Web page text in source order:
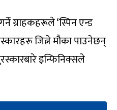
ग्राहकहरूले ‘स्पिन एन्ड
जित्ने मौका पाउनेछन्
इन्फिनिक्सले